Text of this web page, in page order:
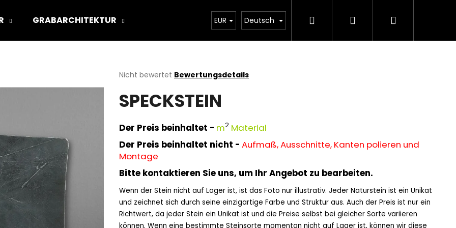
GRABARCHITEKTUR STONESTORE Steinmetz – Preisliste für Grabsteine
EUR Deutsch SuchenLogin Warenkorb
Die
Produktbewertung
ist
von
5
Sternen.
Nicht bewertet Bewertungsdetails
SPECKSTEIN
Der Preis beinhaltet - m2 Material
Der Preis beinhaltet nicht - Aufmaß, Ausschnitte, Kanten polieren und
Montage
Bitte kontaktieren Sie uns, um Ihr Angebot zu bearbeiten.
Wenn der Stein nicht auf Lager ist, ist das Foto nur illustrativ. Jeder Naturstein ist ein Unikat
und zeichnet sich durch seine einzigartige Farbe und Struktur aus. Auch der Preis ist nur ein
Richtwert, da jeder Stein ein Unikat ist und die Preise selbst bei gleicher Sorte variieren
können. Wenn eine bestimmte Steinsorte momentan nicht auf Lager ist, können wir diese
SUCHEN
Wir empfehlen